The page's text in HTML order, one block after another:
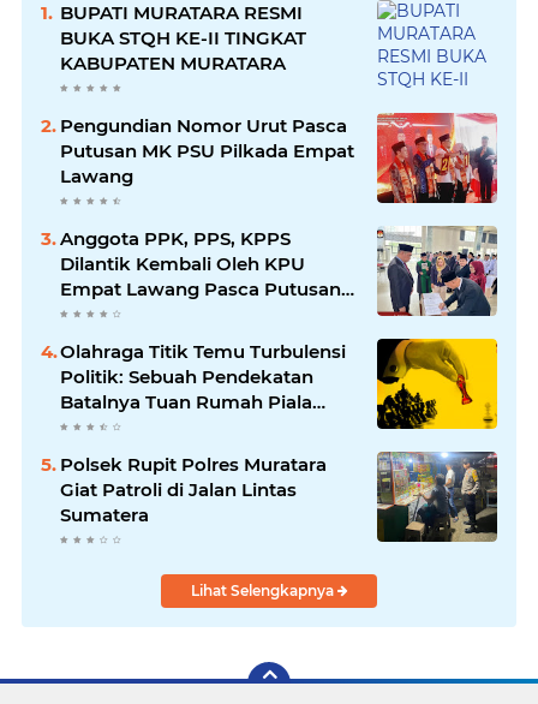
BUPATI MURATARA RESMI
BUKA STQH KE-II TINGKAT
KABUPATEN MURATARA
Pengundian Nomor Urut Pasca
Putusan MK PSU Pilkada Empat
Lawang
Anggota PPK, PPS, KPPS
Dilantik Kembali Oleh KPU
Empat Lawang Pasca Putusan
MK
Olahraga Titik Temu Turbulensi
Politik: Sebuah Pendekatan
Batalnya Tuan Rumah Piala
Dunia U-20
Polsek Rupit Polres Muratara
Giat Patroli di Jalan Lintas
Sumatera
Lihat Selengkapnya